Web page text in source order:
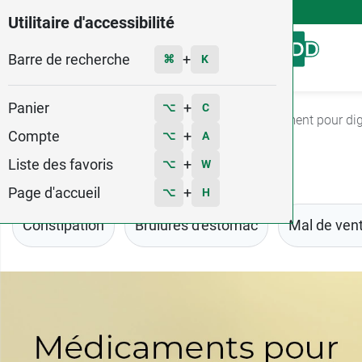
Utilitaire d'accessibilité
Barre de recherche ⌘ + K
Panier ⌥ + C
Compte ⌥ + A
Liste des favoris ⌥ + W
Page d'accueil ⌥ + H
Menu
Médicament pour
Constipation Brûlures d'estomac Mal de